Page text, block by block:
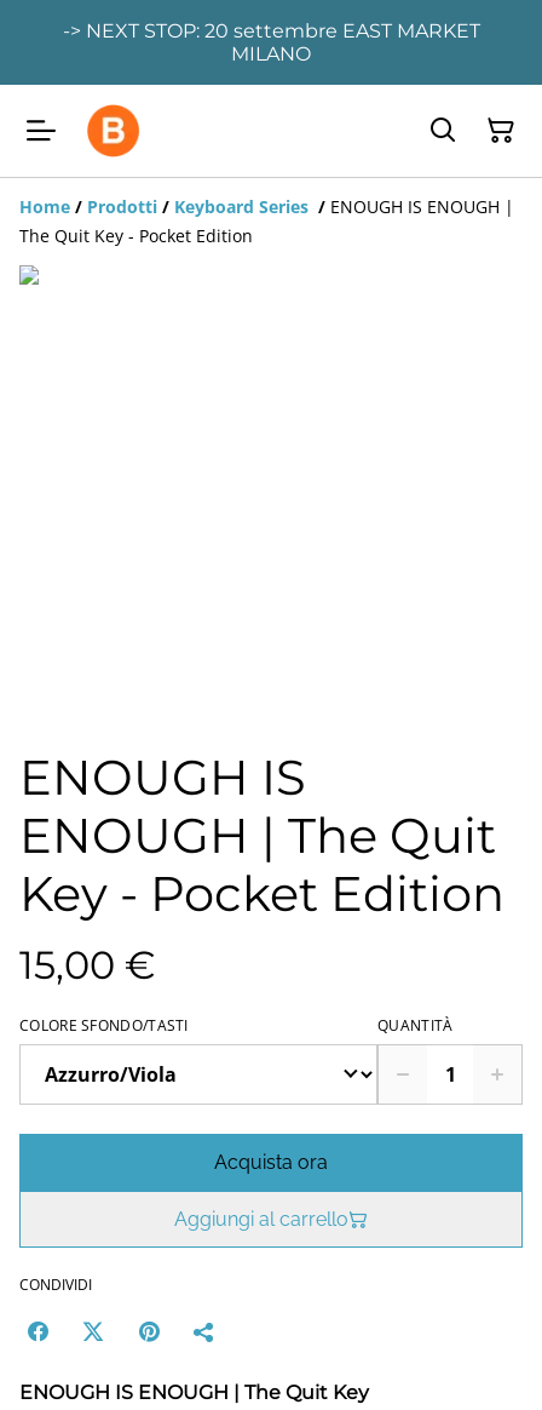
-> NEXT STOP: 20 settembre EAST MARKET
MILANO
Home / Prodotti / Keyboard Series / ENOUGH IS ENOUGH |
The Quit Key - Pocket Edition
ENOUGH IS
ENOUGH | The Quit
Key - Pocket Edition
15,00 €
COLORE SFONDO/TASTI QUANTITÀ
Acquista ora
Aggiungi al carrello
CONDIVIDI
ENOUGH IS ENOUGH | The Quit Key